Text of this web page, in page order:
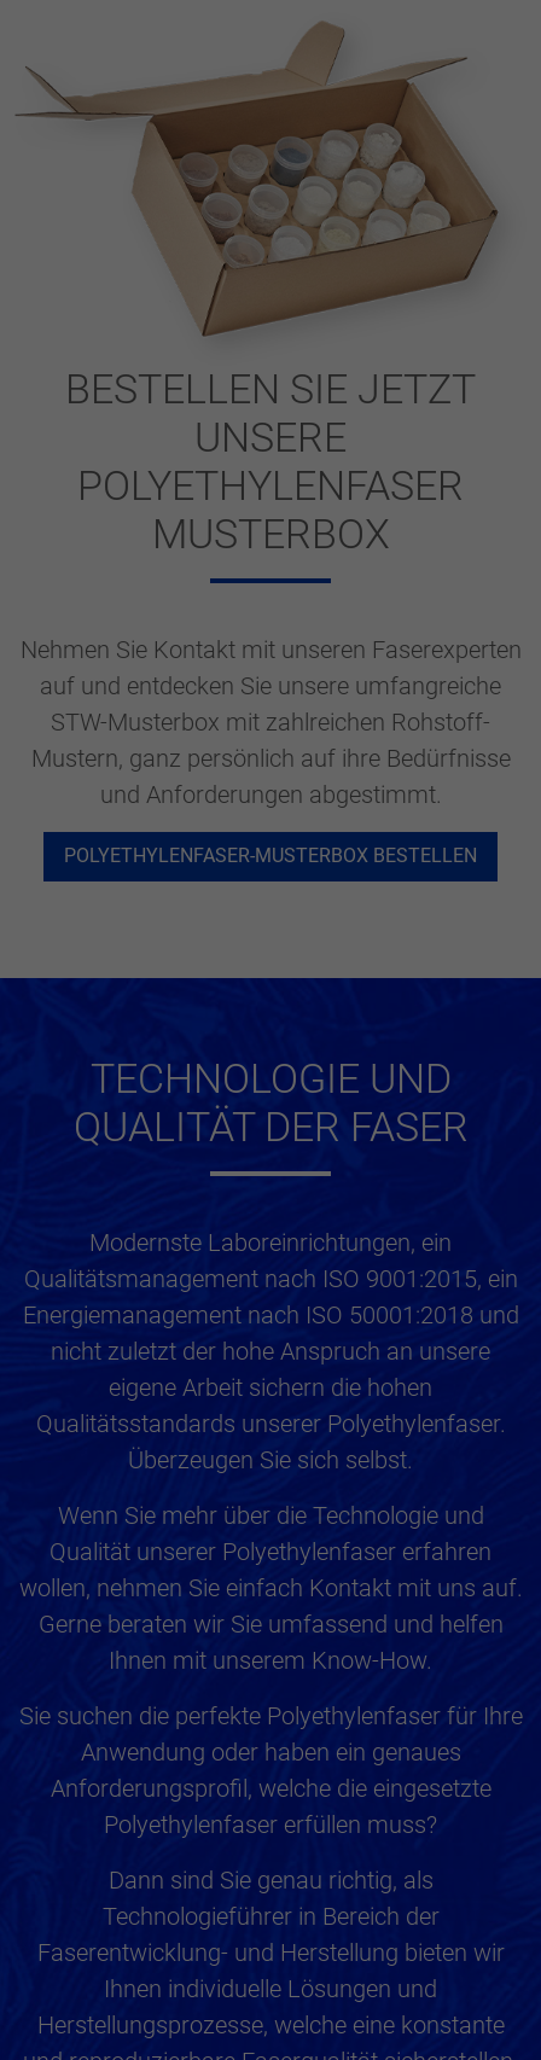
BESTELLEN SIE JETZT
UNSERE
POLYETHYLENFASER
MUSTERBOX
Nehmen Sie Kontakt mit unseren Faserexperten
auf und entdecken Sie unsere umfangreiche
STW-Musterbox mit zahlreichen Rohstoff-
Mustern, ganz persönlich auf ihre Bedürfnisse
und Anforderungen abgestimmt.
POLYETHYLENFASER-MUSTERBOX BESTELLEN
TECHNOLOGIE UND
QUALITÄT DER FASER
Modernste Laboreinrichtungen, ein
Qualitätsmanagement nach ISO 9001:2015, ein
Energiemanagement nach ISO 50001:2018 und
nicht zuletzt der hohe Anspruch an unsere
eigene Arbeit sichern die hohen
Qualitätsstandards unserer Polyethylenfaser.
Überzeugen Sie sich selbst.
Wenn Sie mehr über die Technologie und
Qualität unserer Polyethylenfaser erfahren
wollen, nehmen Sie einfach Kontakt mit uns auf.
Gerne beraten wir Sie umfassend und helfen
Ihnen mit unserem Know-How.
Sie suchen die perfekte Polyethylenfaser für Ihre
Anwendung oder haben ein genaues
Anforderungsprofil, welche die eingesetzte
Polyethylenfaser erfüllen muss?
Dann sind Sie genau richtig, als
Technologieführer in Bereich der
Faserentwicklung- und Herstellung bieten wir
Ihnen individuelle Lösungen und
Herstellungsprozesse, welche eine konstante